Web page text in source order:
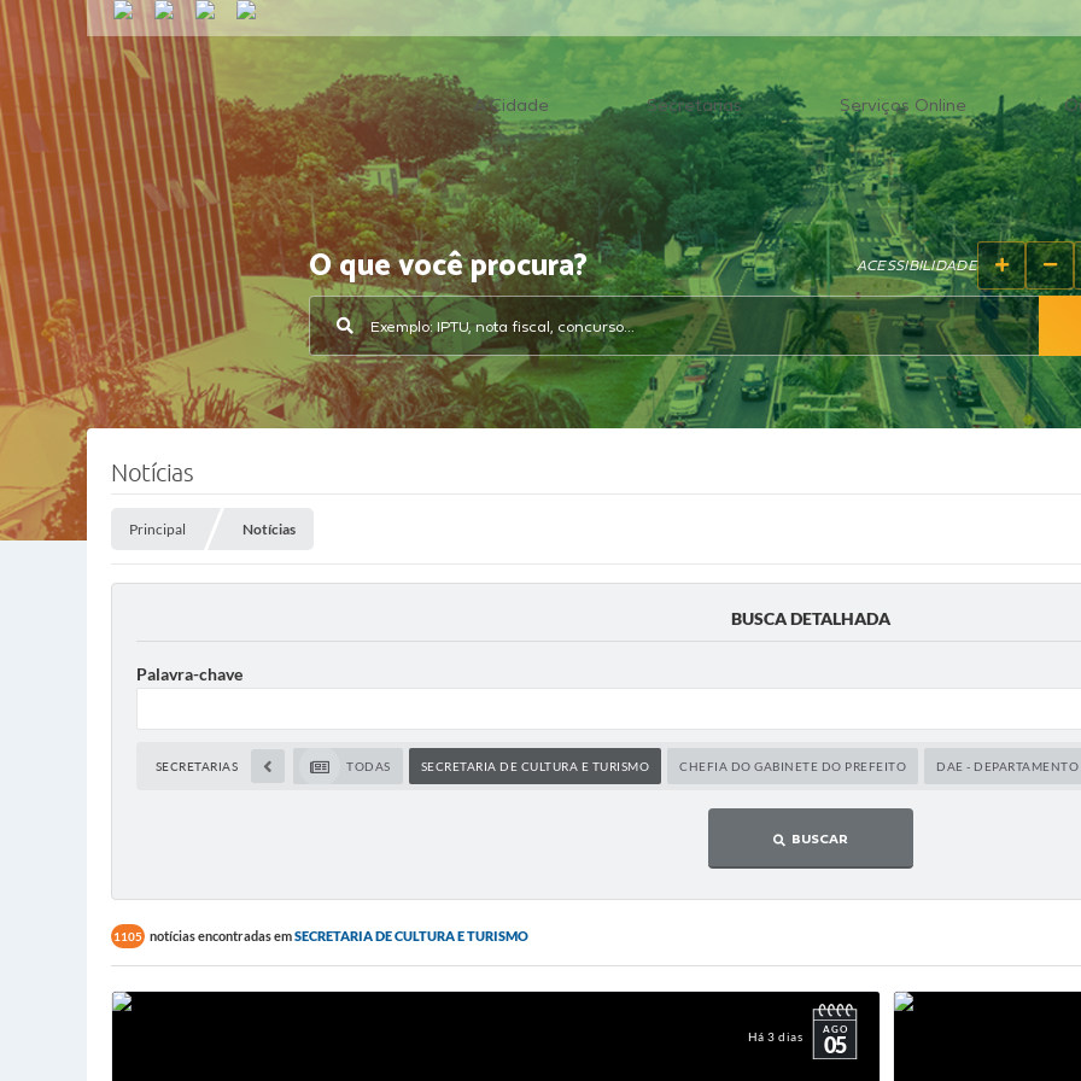
A Cidade Secretarias Serviços Online
O que você procura? ACESSIBILIDADE
Notícias
Principal Notícias
BUSCA DETALHADA
Palavra-chave
SECRETARIAS TODAS SECRETARIA DE CULTURA E TURISMO CHEFIA DO GABINETE DO PREFEITO DAE -
BUSCAR
1105 notícias encontradas emSECRETARIA DE CULTURA E TURISMO
Há 3 dias AGO
05